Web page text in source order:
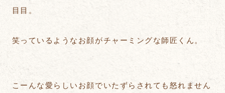
目目。
笑っているようなお顔がチャーミングな師匠くん。
こーんな愛らしいお顔でいたずらされても怒れません